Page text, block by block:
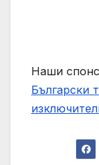
Наши
Български